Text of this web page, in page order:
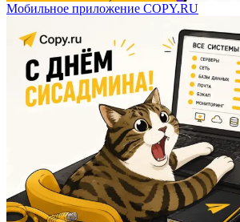
Мобильное приложение COPY.RU